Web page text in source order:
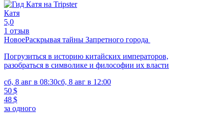
Катя
5,0
1 отзыв
НовоеРаскрывая тайны Запретного города
Погрузиться в историю китайских императоров,
разобраться в символике и философии их власти
сб, 8 авг в 08:30сб, 8 авг в 12:00
50 $
48 $
за одного